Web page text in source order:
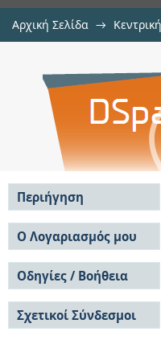
Αρχική Σελίδα →
Ανάλυση και
Περιήγηση
Σε όλο το DSpace
Κοινότητες & Συλλογές
Ανά Ημερομηνία
Έκδοσης
Συγγραφείς
Τίτλοι
Θέματα
Ο Λογαριασμός μου
Σύνδεση
Εγγραφή
Οδηγίες / Βοήθεια
Οδηγίες Υποβολής
Οδηγίες Χρήσης ΙΑ
Συχνές Ερωτήσεις
Σχετικοί Σύνδεσμοι